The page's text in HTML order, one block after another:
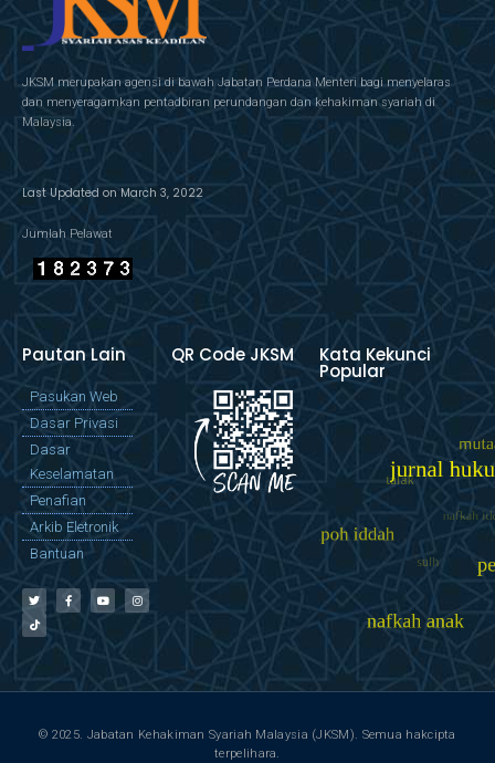
JKSM merupakan agensi di bawah Jabatan Perdana Menteri bagi menyelaras
dan menyeragamkan pentadbiran perundangan dan kehakiman syariah di
Malaysia.
Last Updated on March 3, 2022
Jumlah Pelawat
Pautan Lain
Pasukan Web
Dasar Privasi
Dasar
Keselamatan
Penafian
Arkib Eletronik
Bantuan
QR Code JKSM Kata Kekunci
Popular
© 2025. Jabatan Kehakiman Syariah Malaysia (JKSM). Semua hakcipta
terpelihara.